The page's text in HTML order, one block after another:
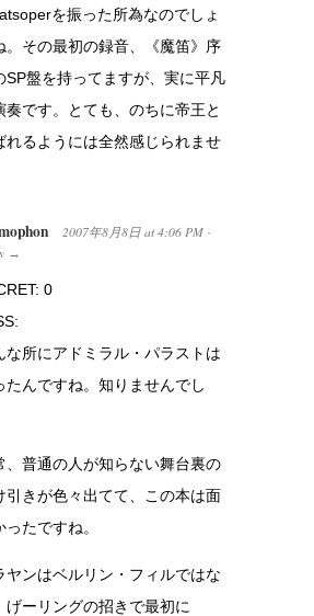
を振った所為なのでしょ
。その最初の録音、《魔笛》序
SP盤を持ってますが、実に平凡
奏です。とても、のちに帝王と
れるようには全然感じられませ
2007年8月8日 at 4:06 PM ·
→
0
な所にアドミラル・パラストは
たんですね。知りませんでし
、普通の人が知らない舞台裏の
引きが色々出てて、この本は面
ったですね。
ヤンはベルリン・フィルではな
げーリングの招きで最初に